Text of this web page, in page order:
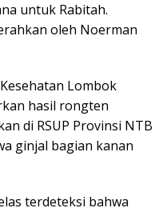
untuk Rabitah.
oleh Noerman
Lombok
hasil rongten
di RSUP Provinsi NTB
ginjal bagian kanan
terdeteksi bahwa